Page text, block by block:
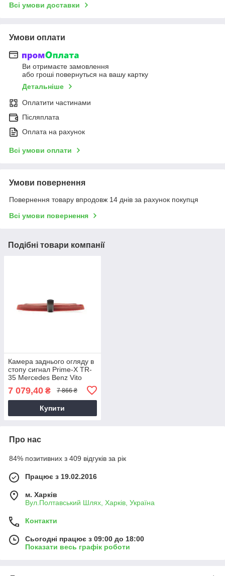
Всі умови доставки
Умови оплати
Ви отримаєте замовлення
або гроші повернуться на вашу картку
Детальніше
Оплатити частинами
Післяплата
Оплата на рахунок
Всі умови оплати
Умови повернення
Повернення товару впродовж 14 днів за рахунок покупця
Всі умови повернення
Подібні товари компанії
Камера заднього огляду в
стопу сигнал Prime-X TR-
35 Mercedes Benz Vito
7 079,40 ₴ 7 866 ₴
Купити
Про нас
84% позитивних з 409 відгуків за рік
Працює з 19.02.2016
м. Харків
Вул.Полтавський Шлях, Харків, Україна
Контакти
Сьогодні працює з 09:00 до 18:00
Показати весь графік роботи